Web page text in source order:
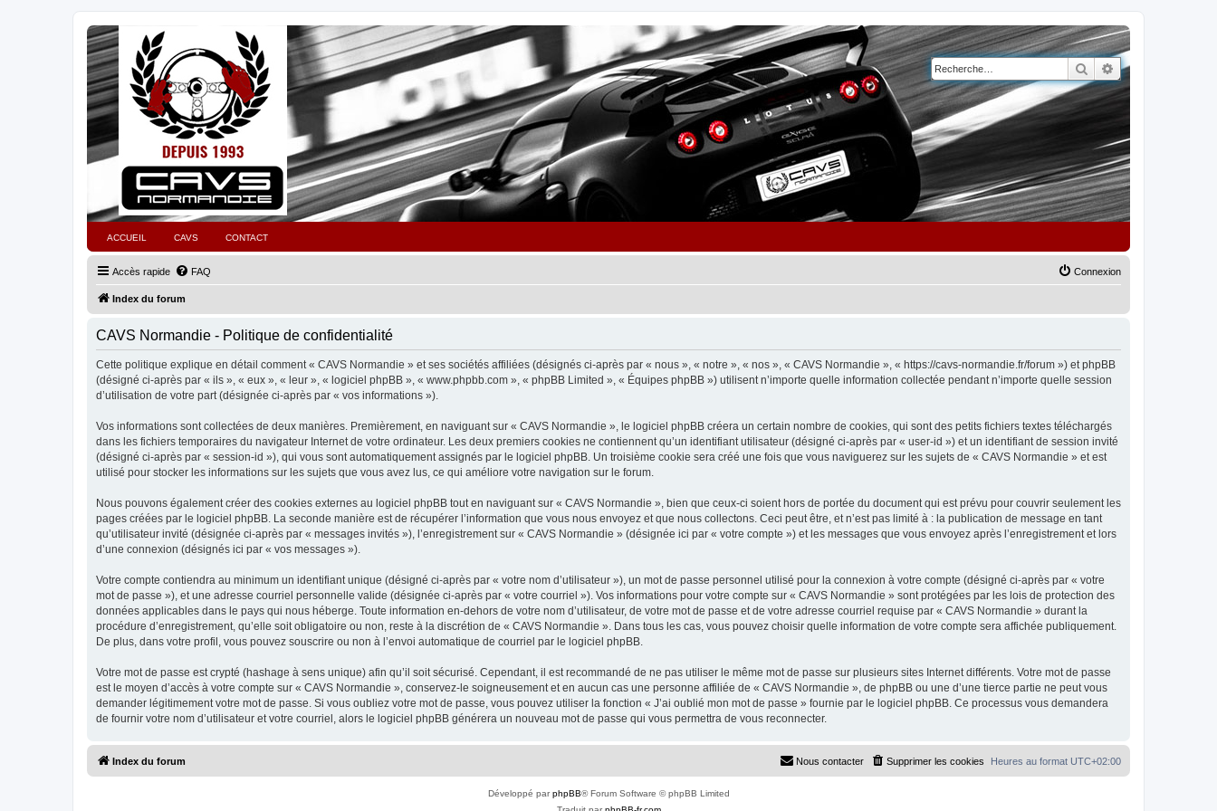
RechercherRecherche
ACCUEIL CAVS CONTACT
Accès rapide FAQ Connexion
Index du forum
CAVS Normandie - Politique de confidentialité
Cette politique explique en détail comment « CAVS Normandie » et ses sociétés affiliées (désignés ci-après par « nous », « notre », « nos », « CAVS Normandie », « https://cavs-normandie.fr/forum ») et phpBB
(désigné ci-après par « ils », « eux », « leur », « logiciel phpBB », « www.phpbb.com », « phpBB Limited », « Équipes phpBB ») utilisent n’importe quelle information collectée pendant n’importe quelle session
d’utilisation de votre part (désignée ci-après par « vos informations »).
Vos informations sont collectées de deux manières. Premièrement, en naviguant sur « CAVS Normandie », le logiciel phpBB créera un certain nombre de cookies, qui sont des petits fichiers textes téléchargés
dans les fichiers temporaires du navigateur Internet de votre ordinateur. Les deux premiers cookies ne contiennent qu’un identifiant utilisateur (désigné ci-après par « user-id ») et un identifiant de session invité
(désigné ci-après par « session-id »), qui vous sont automatiquement assignés par le logiciel phpBB. Un troisième cookie sera créé une fois que vous naviguerez sur les sujets de « CAVS Normandie » et est
utilisé pour stocker les informations sur les sujets que vous avez lus, ce qui améliore votre navigation sur le forum.
Nous pouvons également créer des cookies externes au logiciel phpBB tout en naviguant sur « CAVS Normandie », bien que ceux-ci soient hors de portée du document qui est prévu pour couvrir seulement les
pages créées par le logiciel phpBB. La seconde manière est de récupérer l’information que vous nous envoyez et que nous collectons. Ceci peut être, et n’est pas limité à : la publication de message en tant
qu’utilisateur invité (désignée ci-après par « messages invités »), l’enregistrement sur « CAVS Normandie » (désignée ici par « votre compte ») et les messages que vous envoyez après l’enregistrement et lors
d’une connexion (désignés ici par « vos messages »).
Votre compte contiendra au minimum un identifiant unique (désigné ci-après par « votre nom d’utilisateur »), un mot de passe personnel utilisé pour la connexion à votre compte (désigné ci-après par « votre
mot de passe »), et une adresse courriel personnelle valide (désignée ci-après par « votre courriel »). Vos informations pour votre compte sur « CAVS Normandie » sont protégées par les lois de protection des
données applicables dans le pays qui nous héberge. Toute information en-dehors de votre nom d’utilisateur, de votre mot de passe et de votre adresse courriel requise par « CAVS Normandie » durant la
procédure d’enregistrement, qu’elle soit obligatoire ou non, reste à la discrétion de « CAVS Normandie ». Dans tous les cas, vous pouvez choisir quelle information de votre compte sera affichée publiquement.
De plus, dans votre profil, vous pouvez souscrire ou non à l’envoi automatique de courriel par le logiciel phpBB.
Votre mot de passe est crypté (hashage à sens unique) afin qu’il soit sécurisé. Cependant, il est recommandé de ne pas utiliser le même mot de passe sur plusieurs sites Internet différents. Votre mot de passe
est le moyen d’accès à votre compte sur « CAVS Normandie », conservez-le soigneusement et en aucun cas une personne affiliée de « CAVS Normandie », de phpBB ou une d’une tierce partie ne peut vous
demander légitimement votre mot de passe. Si vous oubliez votre mot de passe, vous pouvez utiliser la fonction « J’ai oublié mon mot de passe » fournie par le logiciel phpBB. Ce processus vous demandera
de fournir votre nom d’utilisateur et votre courriel, alors le logiciel phpBB générera un nouveau mot de passe qui vous permettra de vous reconnecter.
Index du forum Heures au format UTC+02:00
Supprimer les cookies
Nous contacter
Développé parphpBB® Forum Software © phpBB Limited